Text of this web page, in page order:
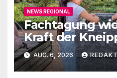
NEWS REGIONAL
Fachtagung
Kraft der
Elemente
AUG. 6, 2026